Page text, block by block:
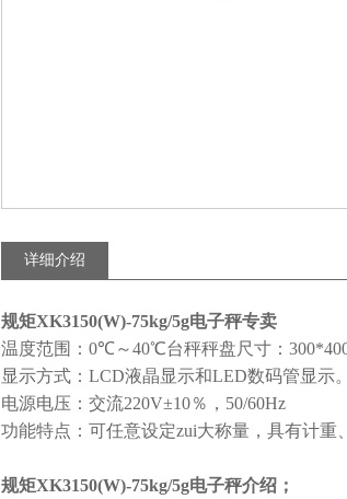
详细介绍
规矩XK3150(W)-75kg/5g电子秤专卖
温度范围： 0℃～40℃台秤秤盘尺寸：
显示方式： LCD液晶显示和LED数码管显示。
电源电压：交流220V±10％， 50/60Hz
功能特点：可任意设定zui大称量，具有计
规矩XK3150(W)-75kg/5g电子秤介绍；